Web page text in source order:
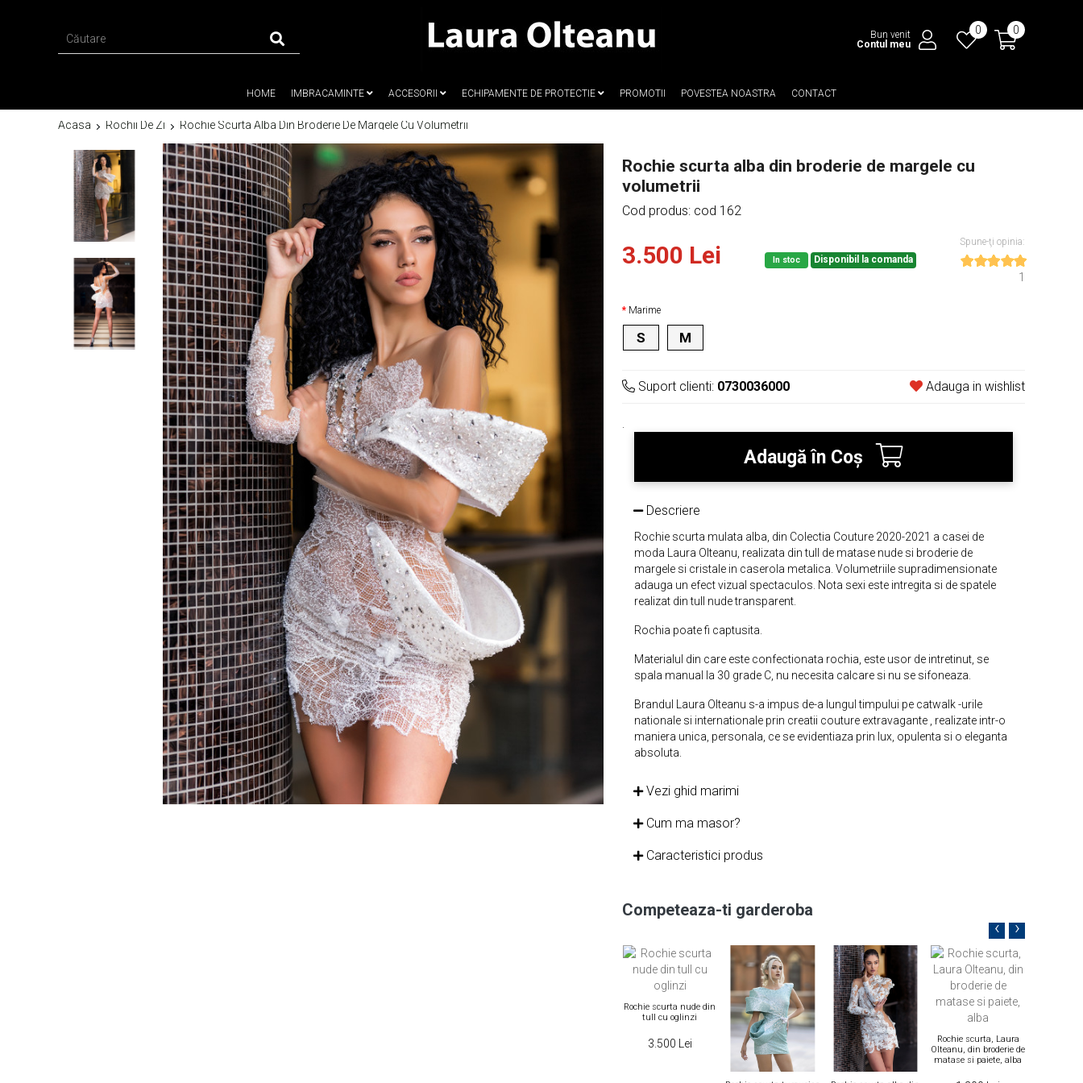
Bun venit
Contul meu
0 0
HOME IMBRACAMINTE ACCESORII ECHIPAMENTE DE PROTECTIE PROMOTII POVESTEA NOASTRA CONTACT
Acasa Rochii De Zi Rochie Scurta Alba Din Broderie De Margele Cu Volumetrii
Rochie scurta alba din broderie de margele cu
volumetrii
Cod produs: cod 162
3.500 Lei In stoc Disponibil la comanda
Spune-ţi opinia:
1
Marime
S M
Suport clienti: 0730036000 Adauga in wishlist
Adaugă în Coş
Descriere
Rochie scurta mulata alba, din Colectia Couture 2020-2021 a casei de
moda Laura Olteanu, realizata din tull de matase nude si broderie de
margele si cristale in caserola metalica. Volumetriile supradimensionate
adauga un efect vizual spectaculos. Nota sexi este intregita si de spatele
realizat din tull nude transparent.
Rochia poate fi captusita.
Materialul din care este confectionata rochia, este usor de intretinut, se
spala manual la 30 grade C, nu necesita calcare si nu se sifoneaza.
Brandul Laura Olteanu s-a impus de-a lungul timpului pe catwalk -urile
nationale si internationale prin creatii couture extravagante , realizate intr-o
maniera unica, personala, ce se evidentiaza prin lux, opulenta si o eleganta
absoluta.
Vezi ghid marimi
Cum ma masor?
Caracteristici produs
Competeaza-ti garderoba
Rochie scurta nude din
tull cu oglinzi
3.500 Lei
Rochie scurta, Laura
Olteanu, din broderie de
matase si paiete, alba
‹ ›